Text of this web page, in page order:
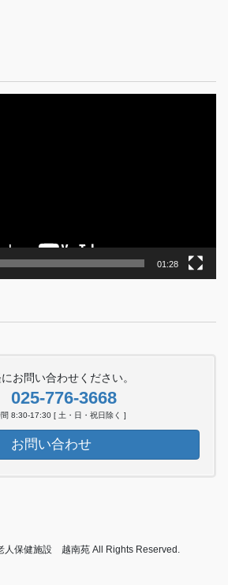
01:28
お問い合わせください。
025-776-3668
8:30-17:30 [ 土・日・祝日除く ]
お問い合わせ
人保健施設 越南苑 All Rights Reserved.